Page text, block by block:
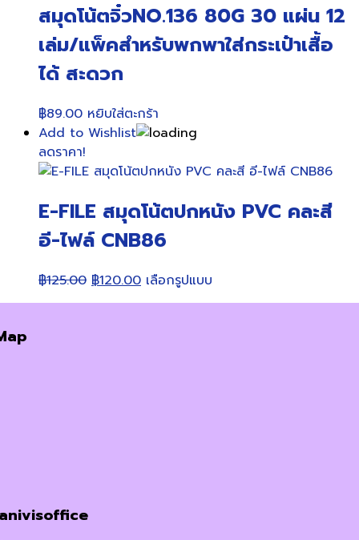
สมุดโน้ตจิ๋วNO.136 80G 30 แผ่น 12
เล่ม/แพ็คสำหรับพกพาใส่กระเป๋าเสื้อ
ได้ สะดวก
฿89.00 หยิบใส่ตะกร้า
Add to Wishlist
ลดราคา!
E-FILE สมุดโน้ตปกหนัง PVC คละสี
อี-ไฟล์ CNB86
฿125.00 Original
price
฿120.00Current
price
เลือกรูปแบบ
product